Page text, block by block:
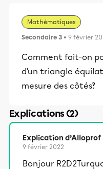
Mathématiques
Secondaire 3 • 9 février
Comment fait-on
d’un triangle
mesure des côtés?
Explications (2)
Explication d’Alloprof
9 février 2022
Bonjour